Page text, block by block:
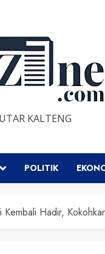
KALTENG
POLITIK
Hadir,